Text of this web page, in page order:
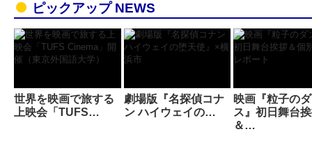
ピックアップ NEWS
世界を映画で旅する
上映会「TUFS…
劇場版『名探偵コナ
ン ハイウェイの…
映画『粒子の
ス』初日舞台
＆…